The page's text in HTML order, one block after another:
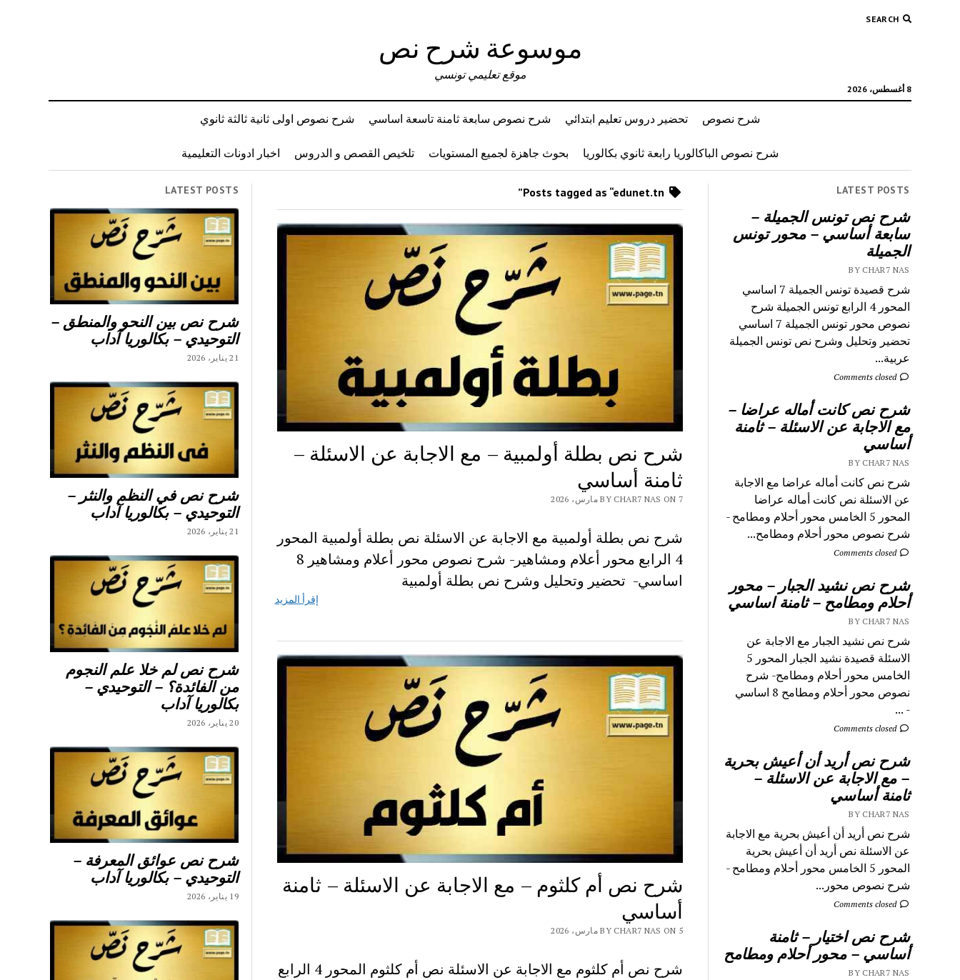
SEARCH
موسوعة شرح نص
8 أغسطس، 2026
موقع تعليمي تونسي
شرح نصوص تحضير دروس تعليم ابتدائي شرح نصوص سابعة ثامنة تاسعة اساسي شرح نصوص اولى ثانية ثالثة ثانوي
شرح نصوص الباكالوريا رابعة ثانوي بكالوريا بحوث جاهزة لجميع المستويات تلخيص القصص و الدروس اخبار ادونات التعليمية
LATEST POSTS
شرح نص تونس الجميلة –
سابعة أساسي – محور تونس
الجميلة
BY CHAR7 NAS
شرح قصيدة تونس الجميلة 7 اساسي
المحور 4 الرابع تونس الجميلة شرح
نصوص محور تونس الجميلة 7 اساسي
تحضير وتحليل وشرح نص تونس الجميلة
عربية...
Comments closed
شرح نص كانت أماله عراضا –
مع الاجابة عن الاسئلة – ثامنة
أساسي
BY CHAR7 NAS
شرح نص كانت أماله عراضا مع الاجابة
عن الاسئلة نص كانت أماله عراضا
المحور 5 الخامس محور أحلام ومطامح -
شرح نصوص محور أحلام ومطامح...
Comments closed
شرح نص نشيد الجبار – محور
أحلام ومطامح – ثامنة اساسي
BY CHAR7 NAS
شرح نص نشيد الجبار مع الاجابة عن
الاسئلة قصيدة نشيد الجبار المحور 5
الخامس محور أحلام ومطامح- شرح
نصوص محور أحلام ومطامح 8 اساسي
- ...
Comments closed
شرح نص أريد أن أعيش بحرية
– مع الاجابة عن الاسئلة –
ثامنة أساسي
BY CHAR7 NAS
شرح نص أريد أن أعيش بحرية مع الاجابة
عن الاسئلة نص أريد أن أعيش بحرية
المحور 5 الخامس محور أحلام ومطامح -
شرح نصوص محور...
Comments closed
شرح نص اختيار – ثامنة
أساسي – محور أحلام ومطامح
BY CHAR7 NAS
شرح نص بطلة أولمبية – مع الاجابة عن الاسئلة –
ثامنة أساسي
BY CHAR7 NAS ON 7 مارس، 2026
شرح نص بطلة أولمبية مع الاجابة عن الاسئلة نص بطلة أولمبية المحور
4 الرابع محور أعلام ومشاهير- شرح نصوص محور أعلام ومشاهير 8
اساسي- تحضير وتحليل وشرح نص بطلة أولمبية
إقرأ المزيد
شرح نص أم كلثوم – مع الاجابة عن الاسئلة – ثامنة
أساسي
BY CHAR7 NAS ON 5 مارس، 2026
شرح نص أم كلثوم مع الاجابة عن الاسئلة نص أم كلثوم المحور 4 الرابع
LATEST POSTS
شرح نص بين النحو والمنطق –
التوحيدي – بكالوريا آداب
21 يناير، 2026
شرح نص في النظم والنثر –
التوحيدي – بكالوريا آداب
21 يناير، 2026
شرح نص لم خلا علم النجوم
من الفائدة؟ – التوحيدي –
بكالوريا آداب
20 يناير، 2026
شرح نص عوائق المعرفة –
التوحيدي – بكالوريا آداب
19 يناير، 2026